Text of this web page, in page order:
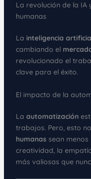
La revolución de la IA
humanas
La inteligencia
cambiando el
revolucionado el
clave para el éxito.
El impacto de la
La automatización
trabajos. Pero, esto
humanas sean menos
creatividad, la
más valiosas que